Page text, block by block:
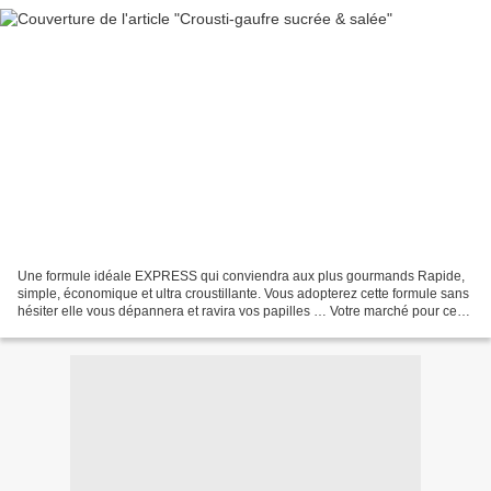
Une formule idéale EXPRESS qui conviendra aux plus gourmands Rapide,
simple, économique et ultra croustillante. Vous adopterez cette formule sans
hésiter elle vous dépannera et ravira vos papilles … Votre marché pour ces